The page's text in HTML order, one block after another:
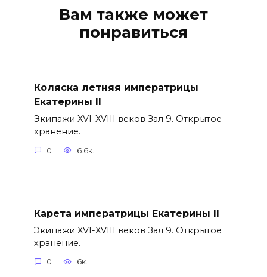
Вам также может
понравиться
Коляска летняя императрицы
Екатерины II
Экипажи XVI-XVIII веков Зал 9. Открытое
хранение.
0 6.6к.
Карета императрицы Екатерины II
Экипажи XVI-XVIII веков Зал 9. Открытое
хранение.
0 6к.